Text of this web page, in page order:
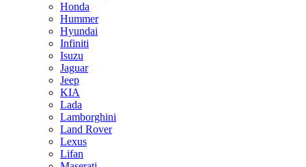
Honda
Hummer
Hyundai
Infiniti
Isuzu
Jaguar
Jeep
KIA
Lada
Lamborghini
Land Rover
Lexus
Lifan